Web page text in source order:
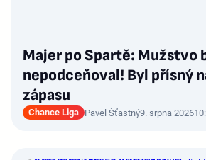
Majer po Spartě: Mužstvo
nepodceňoval! Byl přísný
zápasu
Chance Liga Pavel Šťastný9. srpna 2026